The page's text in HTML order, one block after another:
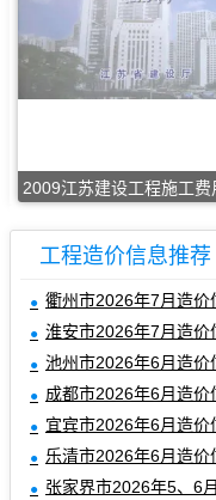
2009江苏建设工程施工费
工程造价信息推荐
衢州市2026年7月造价
淮安市2026年7月造价
池州市2026年6月造价
成都市2026年6月造价
宜宾市2026年6月造价
乐清市2026年6月造价
张家界市2026年5、6